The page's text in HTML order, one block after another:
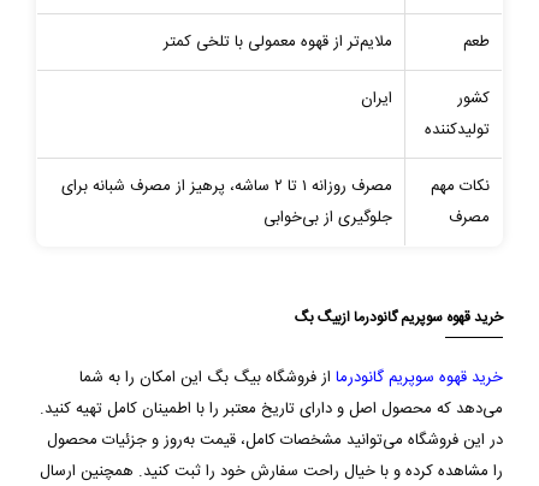
طعم ملایم‌تر از قهوه معمولی با تلخی کمتر
کشور
تولیدکننده
ایران
نکات مهم
مصرف
مصرف روزانه ۱ تا ۲ ساشه، پرهیز از مصرف شبانه برای
جلوگیری از بی‌خوابی
خرید قهوه سوپریم گانودرما ازبیگ بگ
خرید قهوه سوپریم گانودرما از فروشگاه بیگ بگ این امکان را به شما
می‌دهد که محصول اصل و دارای تاریخ معتبر را با اطمینان کامل تهیه کنید.
در این فروشگاه می‌توانید مشخصات کامل، قیمت به‌روز و جزئیات محصول
را مشاهده کرده و با خیال راحت سفارش خود را ثبت کنید. همچنین ارسال